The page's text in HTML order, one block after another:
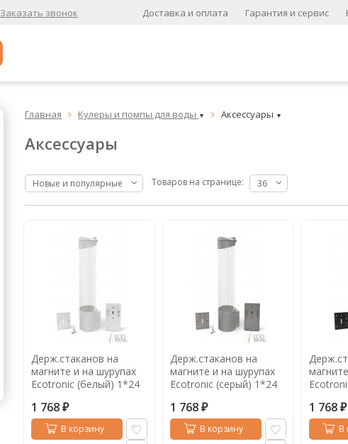
Заказать звонок Доставка и оплата Гарантия и сервис
Кофе в зернах свежей обжарки
Кофе в зернах свежей обжарки
Кофе в капсулах Акция
Кофе в дрип пакетах
Кофе без кофеина
Кофе для вендинга
Главная  Кулеры и помпы для воды ▼  Аксессуары ▼
Аксессуары
Новые и популярные Товаров на странице: 36
Держ.стаканов на
магните и на шурупах
Ecotronic (белый) 1*24
1 768 ₽
В корзину
Держ.стаканов на
магните и на шурупах
Ecotronic (серый) 1*24
1 768 ₽
В корзину
1 768 ₽
В